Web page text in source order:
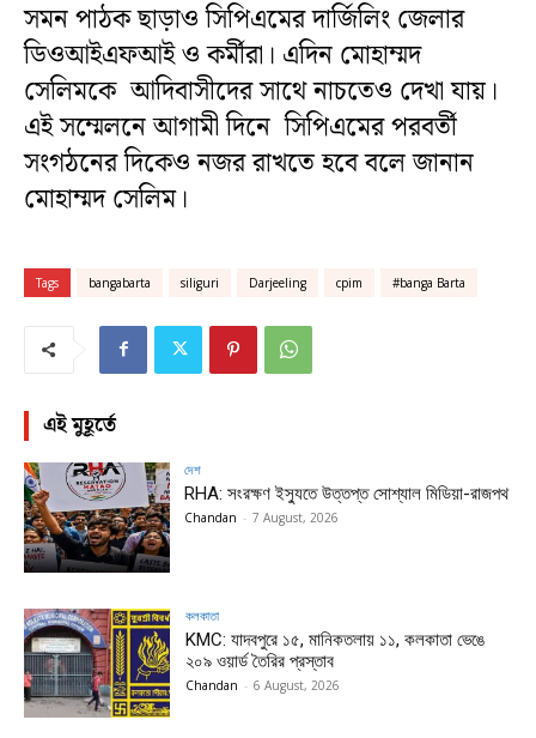
সমন পাঠক ছাড়াও সিপিএমের দার্জিলিং জেলার
ডিওআইএফআই ও কর্মীরা। এদিন মোহাম্মদ
সেলিমকে আদিবাসীদের সাথে নাচতেও দেখা যায়।
এই সম্মেলনে আগামী দিনে সিপিএমের পরবর্তী
সংগঠনের দিকেও নজর রাখতে হবে বলে জানান
মোহাম্মদ সেলিম।
Tags bangabarta siliguri Darjeeling cpim #banga Barta
এই মুহূর্তে
দেশ
RHA: সংরক্ষণ ইস্যুতে উত্তপ্ত সোশ্যাল মিডিয়া-রাজপথ
Chandan - 7 August, 2026
কলকাতা
KMC: যাদবপুরে ১৫, মানিকতলায় ১১, কলকাতা ভেঙে
২০৯ ওয়ার্ড তৈরির প্রস্তাব
Chandan - 6 August, 2026